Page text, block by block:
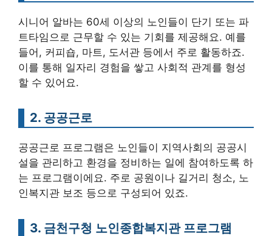
시니어 알바는 60세 이상의 노인들이 단기 또는 파
트타임으로 근무할 수 있는 기회를 제공해요. 예를
들어, 커피숍, 마트, 도서관 등에서 주로 활동하죠.
이를 통해 일자리 경험을 쌓고 사회적 관계를 형성
할 수 있어요.
2. 공공근로
공공근로 프로그램은 노인들이 지역사회의 공공시
설을 관리하고 환경을 정비하는 일에 참여하도록 하
는 프로그램이에요. 주로 공원이나 길거리 청소, 노
인복지관 보조 등으로 구성되어 있죠.
3. 금천구청 노인종합복지관 프로그램